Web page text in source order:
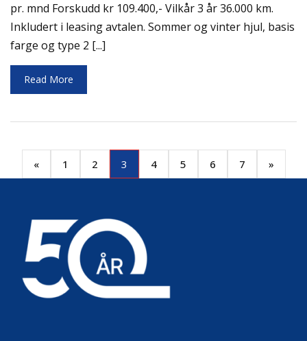
pr. mnd Forskudd kr 109.400,- Vilkår 3 år 36.000 km.
Inkludert i leasing avtalen. Sommer og vinter hjul, basis
farge og type 2 [...]
Read More
« 1 2 3 (current)
4 5 6 7 »